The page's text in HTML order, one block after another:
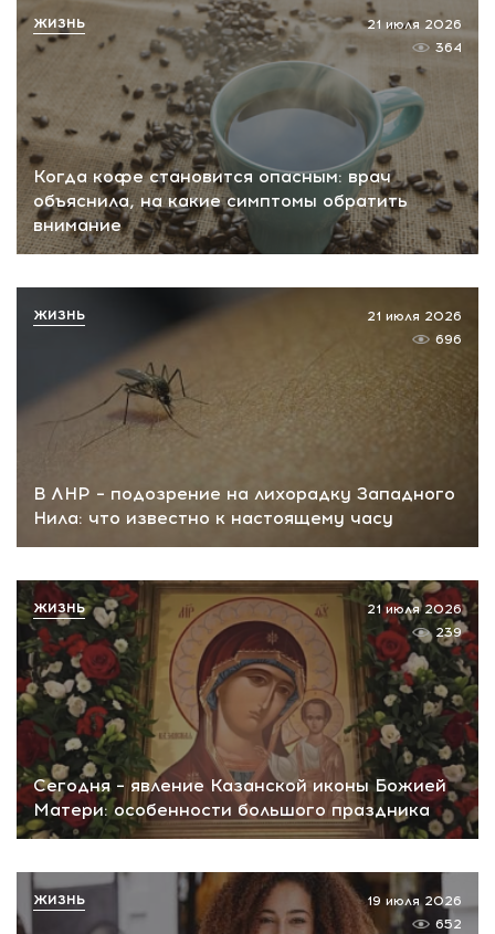
Когда кофе становится опасным: врач
объяснила, на какие симптомы обратить
внимание
21 июля 2026
364
ЖИЗНЬ
В ЛНР – подозрение на лихорадку Западного
Нила: что известно к настоящему часу
21 июля 2026
696
ЖИЗНЬ
Сегодня – явление Казанской иконы Божией
Матери: особенности большого праздника
21 июля 2026
239
ЖИЗНЬ
19 июля 2026
652
ЖИЗНЬ